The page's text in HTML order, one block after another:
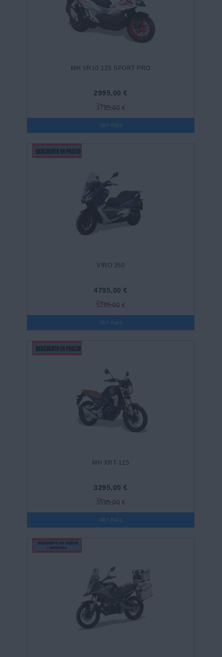
MH VR10 125 SPORT PRO
2995,00 €
3795,00 €
Ver más
VIRO 350
4795,00 €
5295,00 €
Ver más
MH XRT-125
3295,00 €
3595,00 €
Ver más